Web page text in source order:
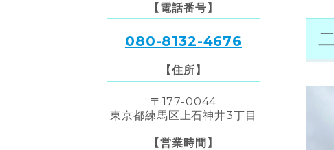
【電話番号】
080-8132-4676
【住所】
〒177-0044
東京都練馬区上石神井3丁目
【営業時間】